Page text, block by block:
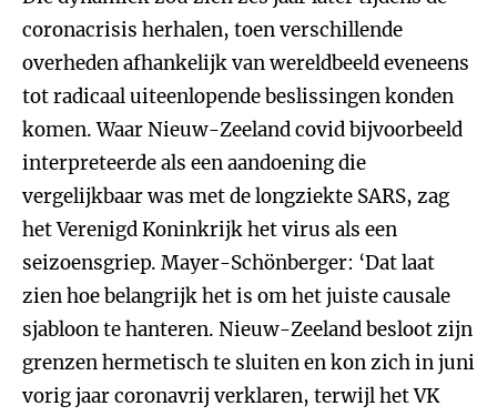
coronacrisis herhalen, toen verschillende
overheden afhankelijk van wereldbeeld eveneens
tot radicaal uiteenlopende beslissingen konden
komen. Waar Nieuw-Zeeland covid bijvoorbeeld
interpreteerde als een aandoening die
vergelijkbaar was met de longziekte SARS, zag
het Verenigd Koninkrijk het virus als een
seizoensgriep. Mayer-Schönberger: ‘Dat laat
zien hoe belangrijk het is om het juiste causale
sjabloon te hanteren. Nieuw-Zeeland besloot zijn
grenzen hermetisch te sluiten en kon zich in juni
vorig jaar coronavrij verklaren, terwijl het VK